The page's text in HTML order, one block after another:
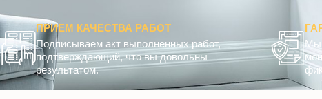
ПРИЕМ КАЧЕСТВА РАБОТ
Подписываем акт выполненных работ,
подтверждающий, что вы довольны
результатом.
Мы